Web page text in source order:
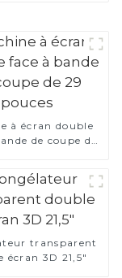
à écran double
de coupe de
transparent
écran 3D 21,5"